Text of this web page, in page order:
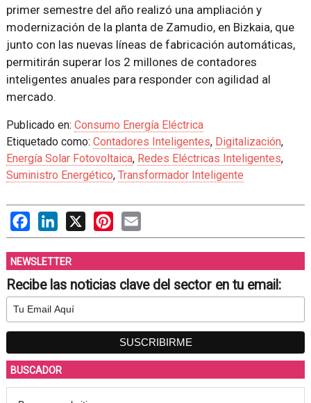
primer semestre del año realizó una ampliación y
modernización de la planta de Zamudio, en Bizkaia, que
junto con las nuevas líneas de fabricación automáticas,
permitirán superar los 2 millones de contadores
inteligentes anuales para responder con agilidad al
mercado.
Publicado en: Consumo Energía Eléctrica
Etiquetado como: Contadores Inteligentes, Digitalización,
Energía Solar Fotovoltaica, Redes Eléctricas Inteligentes,
Suministro Energético, Transformador Inteligente
FacebookLinkedIn
X PinterestEmail
NEWSLETTER
Recibe las noticias clave del sector en tu email:
BUSCADOR